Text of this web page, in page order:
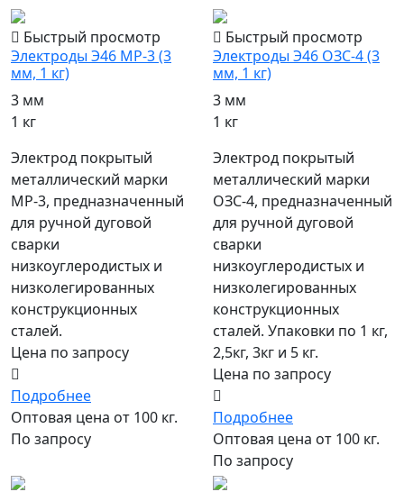
Быстрый просмотр
Электроды Э46 МР-3 (3
мм, 1 кг)
3 мм
1 кг
Электрод покрытый
металлический марки
МР-3, предназначенный
для ручной дуговой
сварки
низкоуглеродистых и
низколегированных
конструкционных
сталей.
Цена по запросу
Подробнее
Оптовая цена от 100 кг.
По запросу
Быстрый просмотр
Электроды Э46 ОЗС-4 (3
мм, 1 кг)
3 мм
1 кг
Электрод покрытый
металлический марки
ОЗС-4, предназначенный
для ручной дуговой
сварки
низкоуглеродистых и
низколегированных
конструкционных
сталей. Упаковки по 1 кг,
2,5кг, 3кг и 5 кг.
Цена по запросу
Подробнее
Оптовая цена от 100 кг.
По запросу